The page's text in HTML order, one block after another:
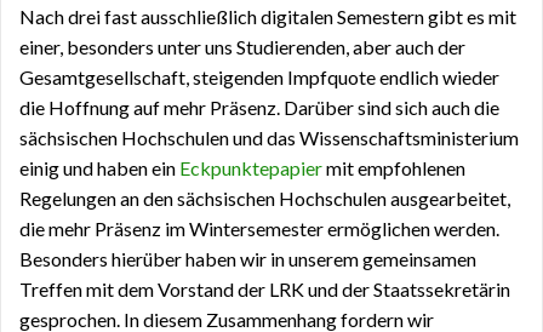
Nach drei fast ausschließlich digitalen Semestern gibt es mit
einer, besonders unter uns Studierenden, aber auch der
Gesamtgesellschaft,steigenden Impfquoteendlich wieder
die Hoffnung auf mehr Präsenz. Darüber sind sich auch die
sächsischen Hochschulen und das Wissenschaftsministerium
einig und haben ein Eckpunktepapiermit empfohlenen
Regelungen an den sächsischen Hochschulen ausgearbeitet,
die mehr Präsenz im Wintersemester ermöglichen werden.
Besonders hierüber haben wir in unserem gemeinsamen
Treffen mit dem Vorstand der LRK und der Staatssekretärin
gesprochen. In diesem Zusammenhang fordern wir